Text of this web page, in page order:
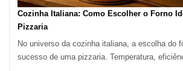
Cozinha Italiana: Como Escolher o Forno
Pizzaria
No universo da cozinha italiana, a escolha do
sucesso de uma pizzaria. Temperatura,